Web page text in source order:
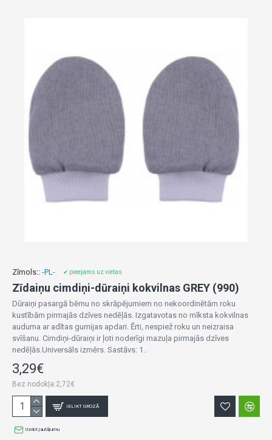
Zīmols:: -PL- ✔ pieejams uz vietas
Zīdaiņu cimdiņi-dūraiņi kokvilnas GREY (990)
Dūraiņi pasargā bērnu no skrāpējumiem no nekoordinētām roku
kustībām pirmajās dzīves nedēļās. Izgatavotas no mīksta kokvilnas
auduma ar adītas gumijas apdari. Ērti, nespiež roku un neizraisa
svīšanu. Cimdiņi-dūraiņi ir ļoti noderīgi mazuļa pirmajās dzīves
nedēļās.Universāls izmērs. Sastāvs: 1..
3,29€
Bez nodokļa:2,72€
IELIKT GROZĀ
Uzdot jautājumu